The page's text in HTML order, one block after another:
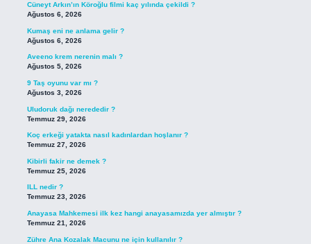
Cüneyt Arkın’ın Köroğlu filmi kaç yılında çekildi ?
Ağustos 6, 2026
Kumaş eni ne anlama gelir ?
Ağustos 6, 2026
Aveeno krem nerenin malı ?
Ağustos 5, 2026
9 Taş oyunu var mı ?
Ağustos 3, 2026
Uludoruk dağı nerededir ?
Temmuz 29, 2026
Koç erkeği yatakta nasıl kadınlardan hoşlanır ?
Temmuz 27, 2026
Kibirli fakir ne demek ?
Temmuz 25, 2026
ILL nedir ?
Temmuz 23, 2026
Anayasa Mahkemesi ilk kez hangi anayasamızda yer almıştır ?
Temmuz 21, 2026
Zühre Ana Kozalak Macunu ne için kullanılır ?